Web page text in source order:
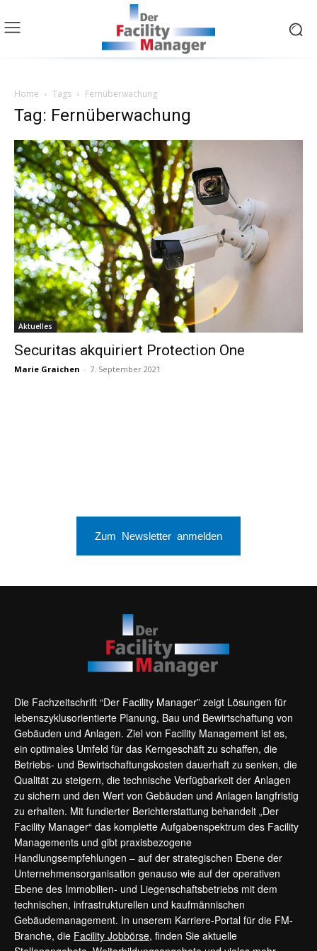
Home Tags Fernüberwachung
Tag: Fernüberwachung
Aktuelles
Securitas akquiriert Protection One
Marie Graichen - 7. September 2021
Zum Newsletter anmelden
Die Fachzeitschrift “Der Facility Manager” zeigt Lösungen für
lebenszyklusorientierte Planung, Bau und Bewirtschaftung von
Gebäuden und Anlagen. Ziel von Facility Management ist es,
ein optimales Umfeld für das Kerngeschäft zu schaffen, die
Betriebs- und Bewirtschaftungskosten dauerhaft zu senken, die
Qualität zu steigern, die technische Verfügbarkeit der Anlagen
zu sichern und den Wert von Gebäuden und Anlagen langfristig
zu erhalten. Mit fundierter Berichterstattung behandelt „Der
Facility Manager“ das komplette Aufgabenspektrum des Facility
Managements und gibt praxisbezogene
Handlungsempfehlungen – auf der strategischen Ebene der
Unternehmensorganisation genauso wie auf der operativen
Ebene des Immobilien- und Liegenschaftsbetriebs mit dem
technischen, infrastrukturellen und kaufmännischen
Gebäudemanagement. In unserem Karriere-Portal für die FM-
Branche, die Facility Jobbörse, finden Sie aktuelle